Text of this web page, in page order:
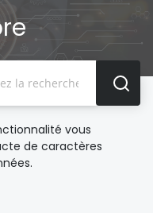
vous
de caractères